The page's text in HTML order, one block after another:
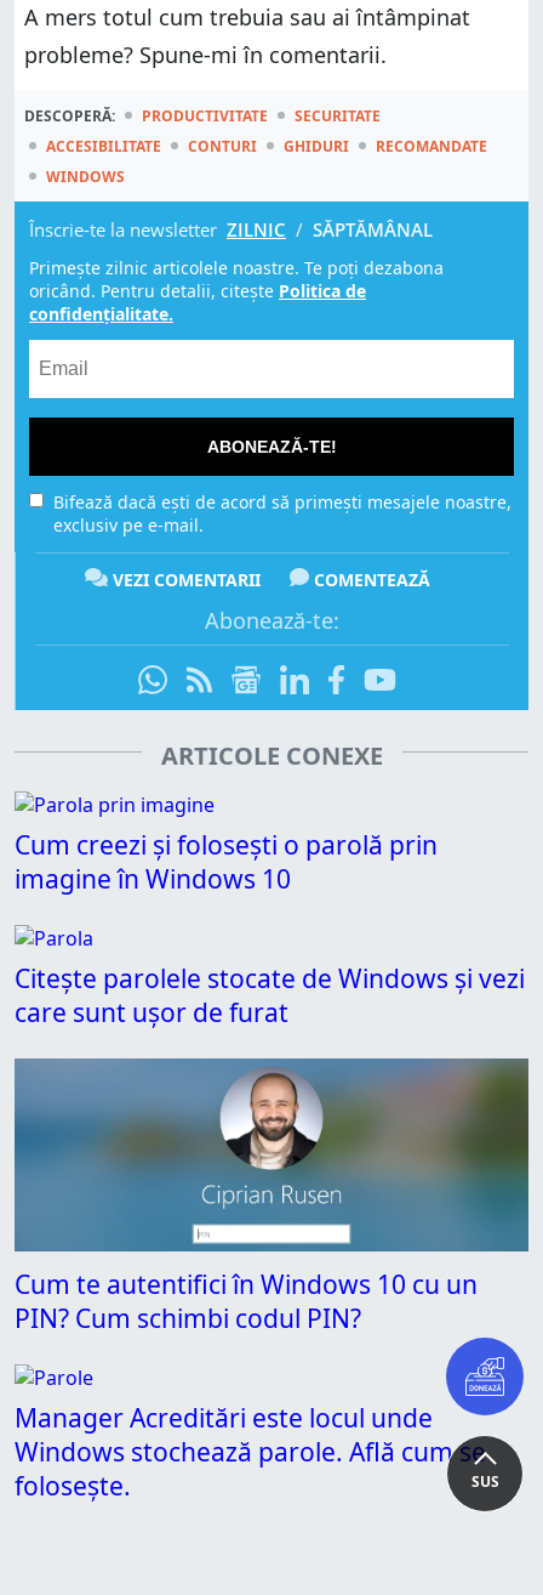
SUS
A mers totul cum trebuia sau ai întâmpinat
probleme? Spune-mi în comentarii.
DESCOPERĂ: PRODUCTIVITATE
SECURITATE
ACCESIBILITATE
CONTURI GHIDURI
RECOMANDATE
WINDOWS
Înscrie-te la newsletter ZILNIC / SĂPTĂMÂNAL
Primește zilnic articolele noastre. Te poți dezabona
oricând. Pentru detalii, citește Politica de
confidențialitate.
ABONEAZĂ-TE!
Bifează dacă ești de acord să primești mesajele noastre,
exclusiv pe e-mail.
VEZI COMENTARII COMENTEAZĂ
Abonează-te:
ARTICOLE CONEXE
Cum creezi și folosești o parolă prin
imagine în Windows 10
Citește parolele stocate de Windows și vezi
care sunt ușor de furat
Cum te autentifici în Windows 10 cu un
PIN? Cum schimbi codul PIN?
Manager Acreditări este locul unde
Windows stochează parole. Află cum se
folosește.